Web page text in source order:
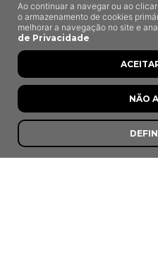
Ao continuar a navegar ou ao
o armazenamento de cookies
melhorar a navegação no site e
de Privacidade
NÃO